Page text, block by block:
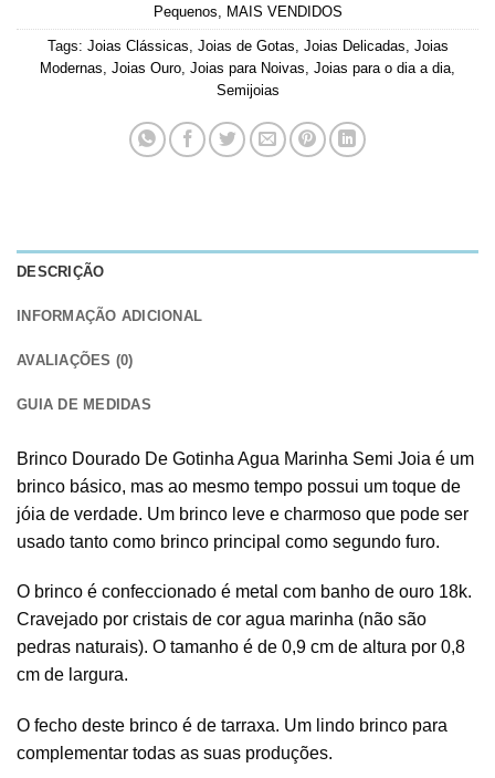
Pequenos
MAIS VENDIDOS
Tags: Joias Clássicas Joias de Gotas Joias Delicadas Joias
Modernas Joias Ouro Joias para Noivas Joias para o dia a dia
Semijoias
DESCRIÇÃO
INFORMAÇÃO ADICIONAL
AVALIAÇÕES (0)
GUIA DE MEDIDAS
Brinco Dourado De Gotinha Agua Marinha Semi Joia é um
brinco básico, mas ao mesmo tempo possui um toque de
jóia de verdade. Um brinco leve e charmoso que pode ser
usado tanto como brinco principal como segundo furo.
O brinco é confeccionado é metal com banho de ouro 18k.
Cravejado por cristais de cor agua marinha (não são
pedras naturais). O tamanho é de 0,9 cm de altura por 0,8
cm de largura.
O fecho deste brinco é de tarraxa. Um lindo brinco para
complementar todas as suas produções.